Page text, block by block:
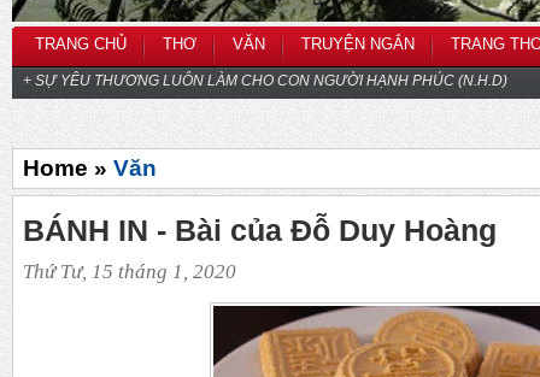
TRANG CHỦ THƠ VĂN TRUYỆN NGẮN TRANG
+ SỰ YÊU THƯƠNG LUÔN LÀM CHO CON NGƯỜI HẠNH PHÚC (N.H.D)
Home » Văn
BÁNH IN - Bài của Đỗ Duy Hoàng
Thứ Tư, 15 tháng 1, 2020